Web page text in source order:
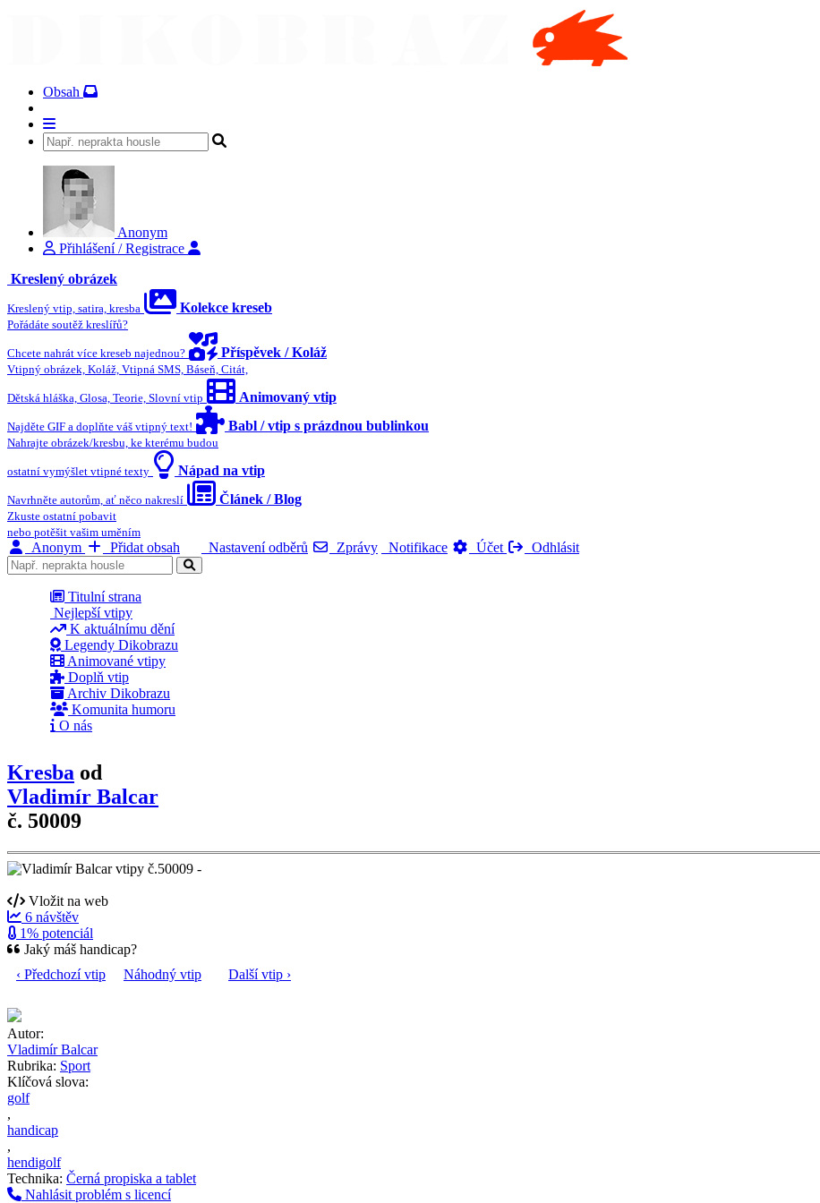
Obsah
Anonym
Přihlášení / Registrace
Kreslený obrázek
Kreslený vtip, satira, kresba Kolekce kreseb
Pořádáte soutěž kreslířů?
Chcete nahrát více kreseb najednou? Příspěvek / Koláž
Vtipný obrázek, Koláž, Vtipná SMS, Báseň, Citát,
Dětská hláška, Glosa, Teorie, Slovní vtip Animovaný vtip
Najděte GIF a doplňte váš vtipný text! Babl / vtip s prázdnou bublinkou
Nahrajte obrázek/kresbu, ke kterému budou
ostatní vymýšlet vtipné texty Nápad na vtip
Navrhněte autorům, ať něco nakreslí Článek / Blog
Zkuste ostatní pobavit
nebo potěšit vašim uměním
Anonym Přidat obsah Nastavení odběrů Zprávy Notifikace Účet Odhlásit
Titulní strana
Nejlepší vtipy
K aktuálnímu dění
Legendy Dikobrazu
Animované vtipy
Doplň vtip
Archiv Dikobrazu
Komunita humoru
O nás
Kresba od
Vladimír Balcar
č. 50009
Vložit na web
6 návštěv
1% potenciál
Jaký máš handicap?
‹ Předchozí vtip
Náhodný vtip Další vtip ›
Autor:
Vladimír Balcar
Rubrika: Sport
Klíčová slova:
golf
,
handicap
,
hendigolf
Technika: Černá propiska a tablet
Nahlásit problém s licencí